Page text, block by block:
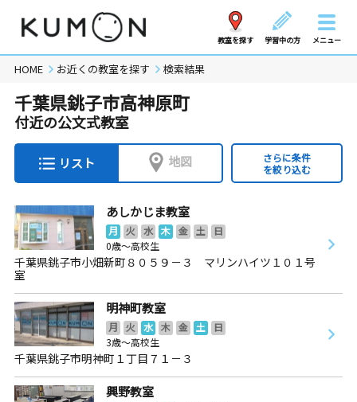
教室を探す 学習中の方 メニュー
HOME お近くの教室を探す 検索結果
千葉県銚子市高神原町
付近の公文式教室
リスト 地図
さらに条件
を絞り込む
あしかじま教室
月 火 水 木 金 土
日
0歳～高校生
千葉県銚子市小畑新町８０５９－３ マリンハイツ１０１号
室
明神町教室
月 火 水 木 金 土
日
3歳～高校生
千葉県銚子市明神町１丁目７１－３
興野教室